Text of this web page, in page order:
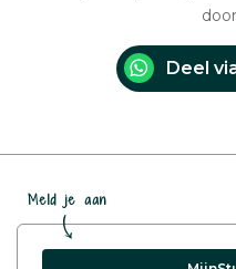
Deel
Meld je aan